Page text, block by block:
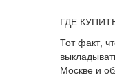
ГДЕ
Тот факт,
Москве и